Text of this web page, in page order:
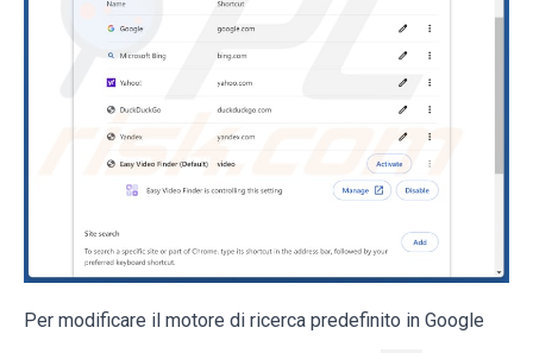
Per modificare il motore di ricerca predefinito in Google